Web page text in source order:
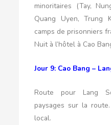
minoritaires (Tay,
Quang Uyen, Trung
camps de prisonniers
Nuit à l’hôtel à Cao
Jour 9: Cao Bang –
Route pour Lang
paysages sur la
local.